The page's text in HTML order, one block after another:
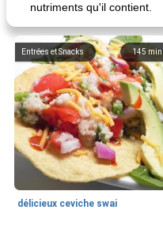
nutriments qu'il contient.
145 min
Entrées et Snacks
délicieux ceviche swai